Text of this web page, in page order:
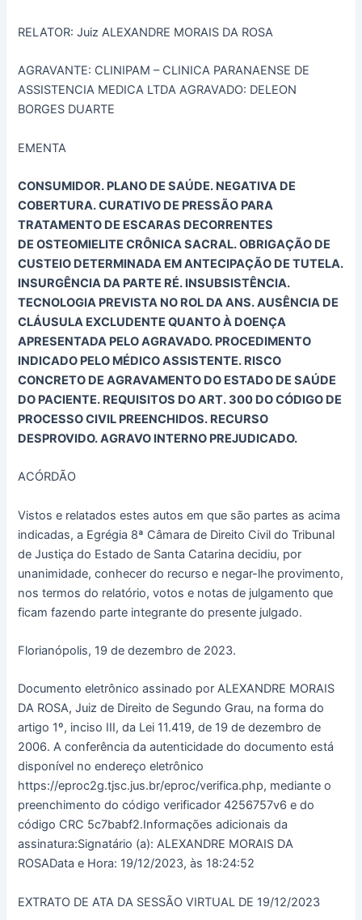
RELATOR: Juiz ALEXANDRE MORAIS DA ROSA
AGRAVANTE: CLINIPAM – CLINICA PARANAENSE DE
ASSISTENCIA MEDICA LTDA AGRAVADO: DELEON
BORGES DUARTE
EMENTA
CONSUMIDOR. PLANO DE SAÚDE. NEGATIVA DE
COBERTURA. CURATIVO DE PRESSÃO PARA
TRATAMENTO DE ESCARAS DECORRENTES
DE OSTEOMIELITE CRÔNICA SACRAL. OBRIGAÇÃO DE
CUSTEIO DETERMINADA EM ANTECIPAÇÃO DE TUTELA.
INSURGÊNCIA DA PARTE RÉ. INSUBSISTÊNCIA.
TECNOLOGIA PREVISTA NO ROL DA ANS. AUSÊNCIA DE
CLÁUSULA EXCLUDENTE QUANTO À DOENÇA
APRESENTADA PELO AGRAVADO. PROCEDIMENTO
INDICADO PELO MÉDICO ASSISTENTE. RISCO
CONCRETO DE AGRAVAMENTO DO ESTADO DE SAÚDE
DO PACIENTE. REQUISITOS DO ART. 300 DO CÓDIGO DE
PROCESSO CIVIL PREENCHIDOS. RECURSO
DESPROVIDO. AGRAVO INTERNO PREJUDICADO.
ACÓRDÃO
Vistos e relatados estes autos em que são partes as acima
indicadas, a Egrégia 8ª Câmara de Direito Civil do Tribunal
de Justiça do Estado de Santa Catarina decidiu, por
unanimidade, conhecer do recurso e negar-lhe provimento,
nos termos do relatório, votos e notas de julgamento que
ficam fazendo parte integrante do presente julgado.
Florianópolis, 19 de dezembro de 2023.
Documento eletrônico assinado por ALEXANDRE MORAIS
DA ROSA, Juiz de Direito de Segundo Grau, na forma do
artigo 1º, inciso III, da Lei 11.419, de 19 de dezembro de
2006. A conferência da autenticidade do documento está
disponível no endereço eletrônico
https://eproc2g.tjsc.jus.br/eproc/verifica.php, mediante o
preenchimento do código verificador 4256757v6 e do
código CRC 5c7babf2.Informações adicionais da
assinatura:Signatário (a): ALEXANDRE MORAIS DA
ROSAData e Hora: 19/12/2023, às 18:24:52
EXTRATO DE ATA DA SESSÃO VIRTUAL DE 19/12/2023